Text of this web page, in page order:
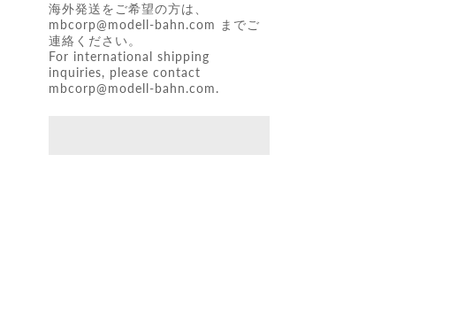
海外発送をご希望の方は、
mbcorp@modell-bahn.com
までご
連絡ください。
For international shipping
inquiries, please contact
mbcorp@modell-bahn.com.